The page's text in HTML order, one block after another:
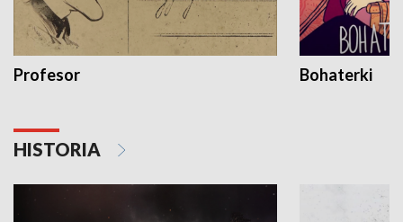
Profesor Bohaterki
HISTORIA